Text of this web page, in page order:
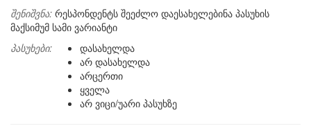
შენიშვნა: რესპონდენტს შეეძლო დაესახელებინა პასუხის
მაქსიმუმ სამი ვარიანტი
პასუხები:
დასახელდა
არ დასახელდა
არცერთი
ყველა
არ ვიცი/უარი პასუხზე